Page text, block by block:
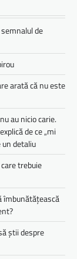
de
arată că nu este
au nicio carie.
de ce „mi
un detaliu
trebuie
îmbunătățească
știi despre